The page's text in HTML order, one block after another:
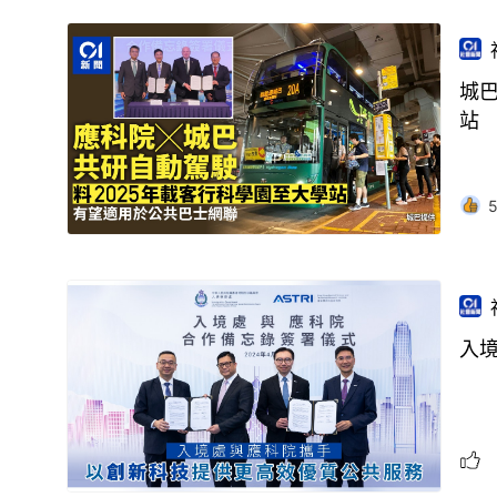
城
站
5
入